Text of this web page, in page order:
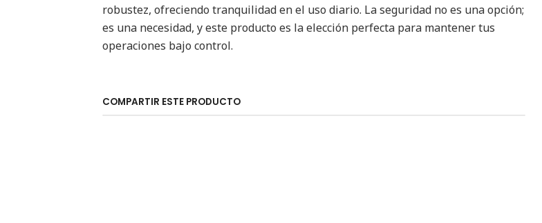
robustez, ofreciendo tranquilidad en el uso diario. La seguridad no es una opción;
es una necesidad, y este producto es la elección perfecta para mantener tus
operaciones bajo control.
COMPARTIR ESTE PRODUCTO